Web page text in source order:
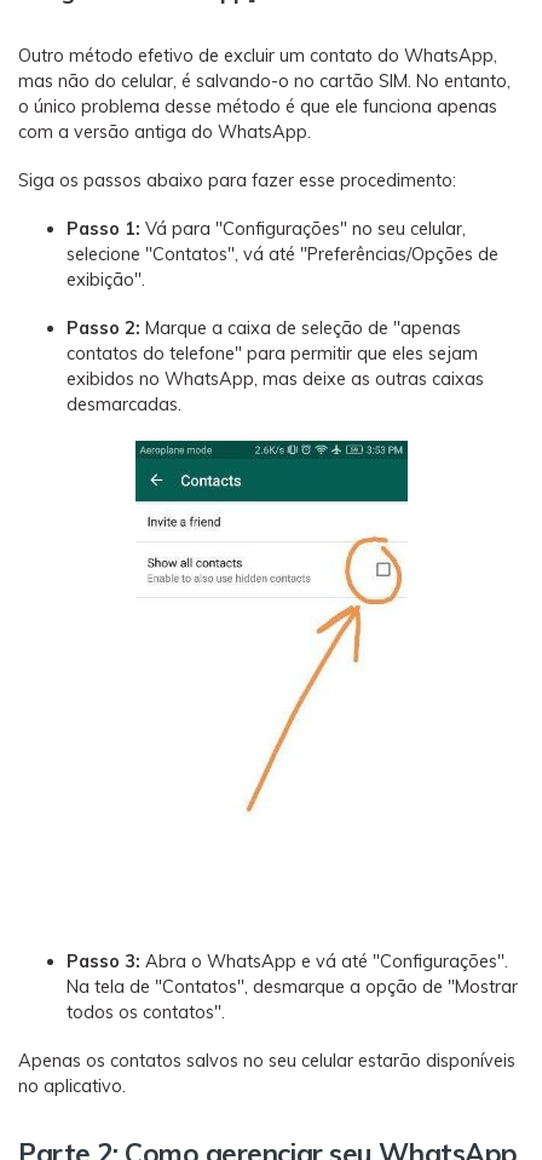
Outro método efetivo de excluir um contato do WhatsApp,
mas não do celular, é salvando-o no cartão SIM. No entanto,
o único problema desse método é que ele funciona apenas
com a versão antiga do WhatsApp.
Siga os passos abaixo para fazer esse procedimento:
Passo 1: Vá para "Configurações" no seu celular,
selecione "Contatos", vá até "Preferências/Opções de
exibição".
Passo 2: Marque a caixa de seleção de "apenas
contatos do telefone" para permitir que eles sejam
exibidos no WhatsApp, mas deixe as outras caixas
desmarcadas.
Passo 3: Abra o WhatsApp e vá até "Configurações".
Na tela de "Contatos", desmarque a opção de "Mostrar
todos os contatos".
Apenas os contatos salvos no seu celular estarão disponíveis
no aplicativo.
Parte 2: Como gerenciar seu WhatsApp